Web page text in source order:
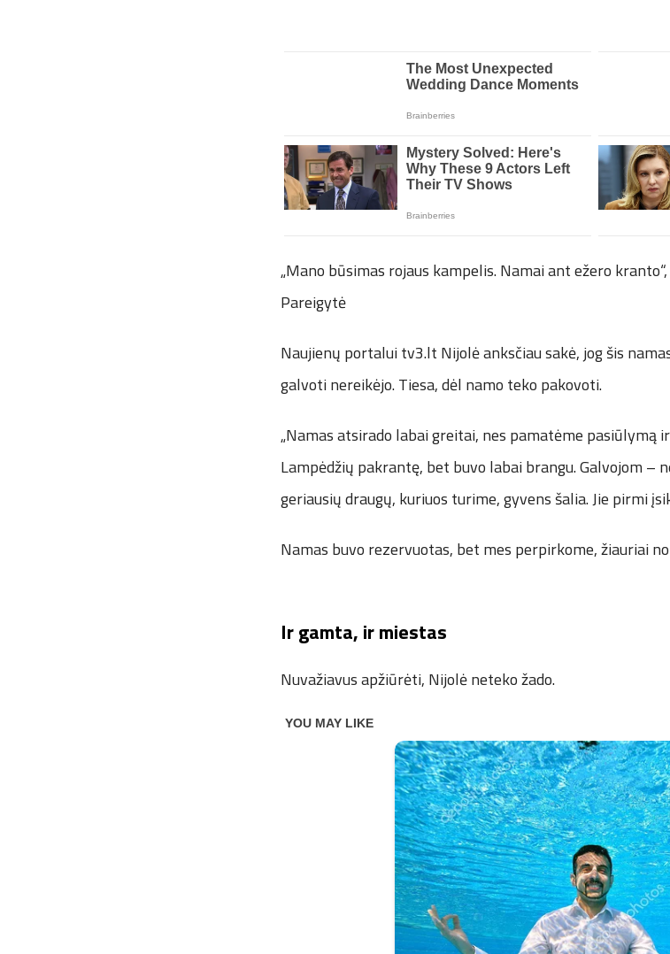
„Mano būsimas rojaus kampelis. Namai ant ežero
Pareigytė
Naujienų portalui tv3.lt Nijolė anksčiau sakė, jog šis
galvoti nereikėjo. Tiesa, dėl namo teko pakovoti.
„Namas atsirado labai greitai, nes pamatėme pasiūlymą
Lampėdžių pakrantę, bet buvo labai brangu. Galvojom –
geriausių draugų, kuriuos turime, gyvens šalia. Jie pirmi
Namas buvo rezervuotas, bet mes perpirkome, žiauriai
Ir gamta, ir miestas
Nuvažiavus apžiūrėti, Nijolė neteko žado.